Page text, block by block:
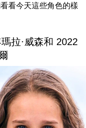
看今天這些角色的樣
拉·威森和 2022